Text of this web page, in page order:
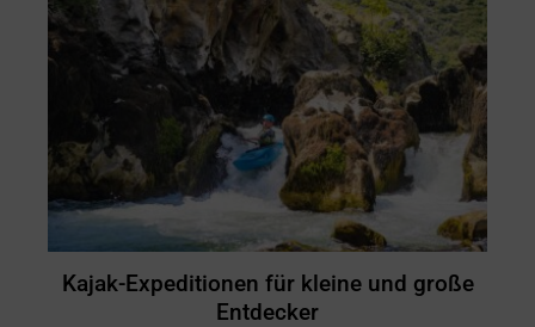
Kajak-Expeditionen für kleine und große
Entdecker